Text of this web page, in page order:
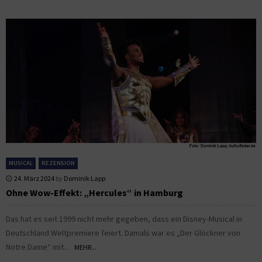
MUSICAL REZENSION
24. März 2024 by Dominik Lapp
Ohne Wow-Effekt: „Hercules“ in Hamburg
Das hat es seit 1999 nicht mehr gegeben, dass ein Disney-Musical in
Deutschland Weltpremiere feiert. Damals war es „Der Glöckner von
Notre Dame“ mit...
MEHR...